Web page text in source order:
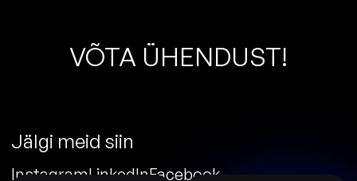
VÕTA ÜHENDUST!
Jälgi meid siin
InstagramLinkedInFacebook